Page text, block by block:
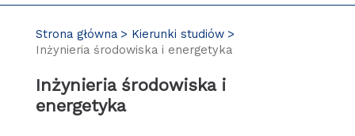
Strona główna
Kierunki studiów
Inżynieria środowiska i energetyka
Inżynieria środowiska i
energetyka